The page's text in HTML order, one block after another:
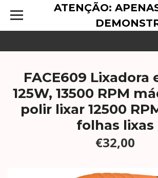
ATENÇÃO:
FACE609 Lixadora
125W, 13500 RPM
polir lixar 12500
folhas lixas
€32,00